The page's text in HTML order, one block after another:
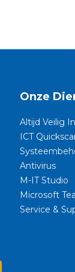
Onze
Altijd Veilig
ICT
Antivirus
M-IT Studio
Microsoft
Service &